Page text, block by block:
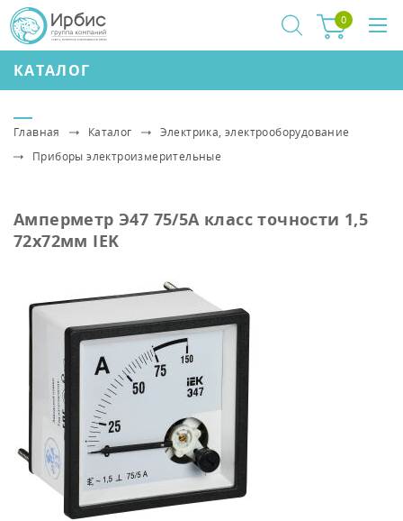
КАТАЛОГ
0
Главная Каталог
Электрика, электрооборудование
Приборы электроизмерительные
Амперметр Э47 75/5А класс точности 1,5
72х72мм IEK